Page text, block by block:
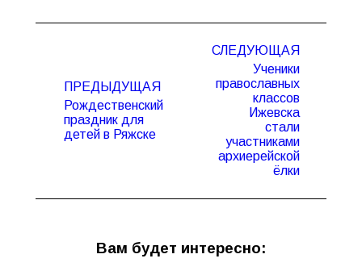
записям
ПРЕДЫДУЩАЯ
Предыдущая
запись:
Рождественский
праздник для
детей в Ряжске
СЛЕДУЮЩАЯ
Следующая
Ученики
православных
классов
Ижевска
стали
участниками
архиерейской
ёлки
Вам будет интересно: